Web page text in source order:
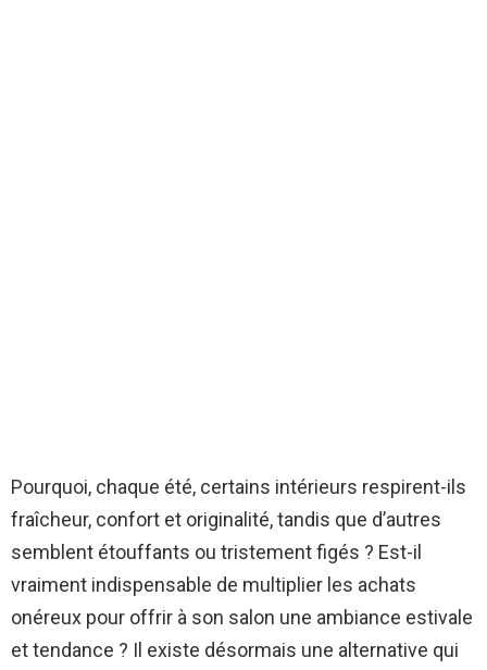
Pourquoi, chaque été, certains intérieurs respirent-ils
fraîcheur, confort et originalité, tandis que d’autres
semblent étouffants ou tristement figés ? Est-il
vraiment indispensable de multiplier les achats
onéreux pour offrir à son salon une ambiance estivale
et tendance ? Il existe désormais une alternative qui